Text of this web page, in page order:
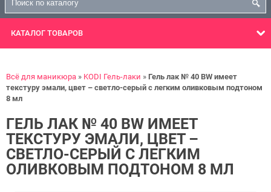
КАТАЛОГ ТОВАРОВ
Всё для маникюра KODI Гель-лаки
Гель лак № 40 BW имеет
текстуру эмали, цвет – светло-серый с легким оливковым подтоном
8 мл
ГЕЛЬ ЛАК № 40 BW ИМЕЕТ
ТЕКСТУРУ ЭМАЛИ, ЦВЕТ –
СВЕТЛО-СЕРЫЙ С ЛЕГКИМ
ОЛИВКОВЫМ ПОДТОНОМ 8 МЛ